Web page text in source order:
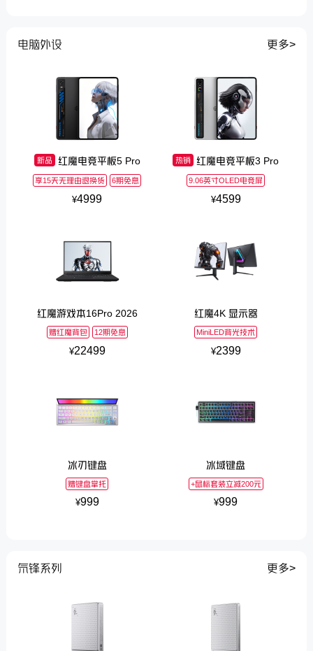
电脑外设 更多>
新品 红魔电竞平板5 Pro
享15天无理由退换货 6期免息
¥4999
热销 红魔电竞平板3 Pro
9.06英寸OLED电竞屏
¥4599
红魔游戏本16Pro 2026
赠红魔背包 12期免息
¥22499
红魔4K 显示器
MiniLED背光技术
¥2399
冰刃键盘
赠键盘掌托
¥999
冰域键盘
+鼠标套装立减200元
¥999
氘锋系列 更多>